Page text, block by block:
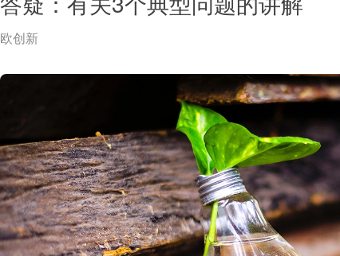
欧创新